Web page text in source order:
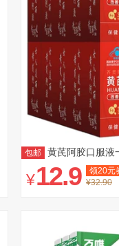
包邮 黄芪阿胶口服液
¥12.9 领20元
¥32.90